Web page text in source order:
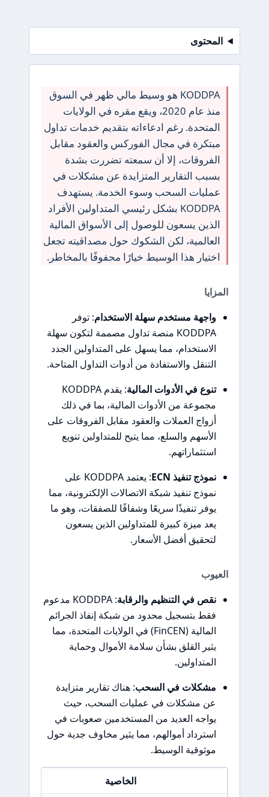
المحتوى
KODDPA هو وسيط مالي ظهر في السوق
منذ عام 2020، ويقع مقره في الولايات
المتحدة. رغم ادعاءاته بتقديم خدمات تداول
مبتكرة في مجال الفوركس والعقود مقابل
الفروقات، إلا أن سمعته تضررت بشدة
بسبب التقارير المتزايدة عن مشكلات في
عمليات السحب وسوء الخدمة. يستهدف
KODDPA بشكل رئيسي المتداولين الأفراد
الذين يسعون للوصول إلى الأسواق المالية
العالمية، لكن الشكوك حول مصداقيته تجعل
اختيار هذا الوسيط خيارًا محفوفًا بالمخاطر.
المزايا
واجهة مستخدم سهلة الاستخدام: توفر
KODDPA منصة تداول مصممة لتكون سهلة
الاستخدام، مما يسهل على المتداولين الجدد
التنقل والاستفادة من أدوات التداول المتاحة.
تنوع في الأدوات المالية
: يقدم KODDPA
مجموعة من الأدوات المالية، بما في ذلك
أزواج العملات والعقود مقابل الفروقات على
الأسهم والسلع، مما يتيح للمتداولين تنويع
استثماراتهم.
نموذج تنفيذ ECN
: يعتمد KODDPA على
نموذج تنفيذ شبكة الاتصالات الإلكترونية، مما
يوفر تنفيذًا سريعًا وشفافًا للصفقات، وهو ما
يعد ميزة كبيرة للمتداولين الذين يسعون
لتحقيق أفضل الأسعار.
العيوب
نقص في التنظيم والرقابة
: KODDPA مدعوم
فقط بتسجيل محدود من شبكة إنفاذ الجرائم
المالية (FinCEN) في الولايات المتحدة، مما
يثير القلق بشأن سلامة الأموال وحماية
المتداولين.
مشكلات في السحب: هناك تقارير متزايدة
عن مشكلات في عمليات السحب، حيث
يواجه العديد من المستخدمين صعوبات في
استرداد أموالهم، مما يثير مخاوف جدية حول
موثوقية الوسيط.
الخاصية